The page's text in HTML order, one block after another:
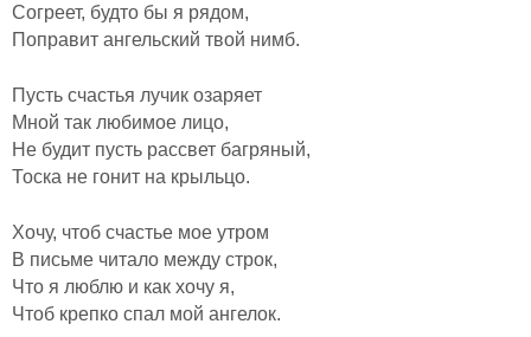
Согреет, будто бы я рядом,
Поправит ангельский твой нимб.
Пусть счастья лучик озаряет
Мной так любимое лицо,
Не будит пусть рассвет багряный,
Тоска не гонит на крыльцо.
Хочу, чтоб счастье мое утром
В письме читало между строк,
Что я люблю и как хочу я,
Чтоб крепко спал мой ангелок.